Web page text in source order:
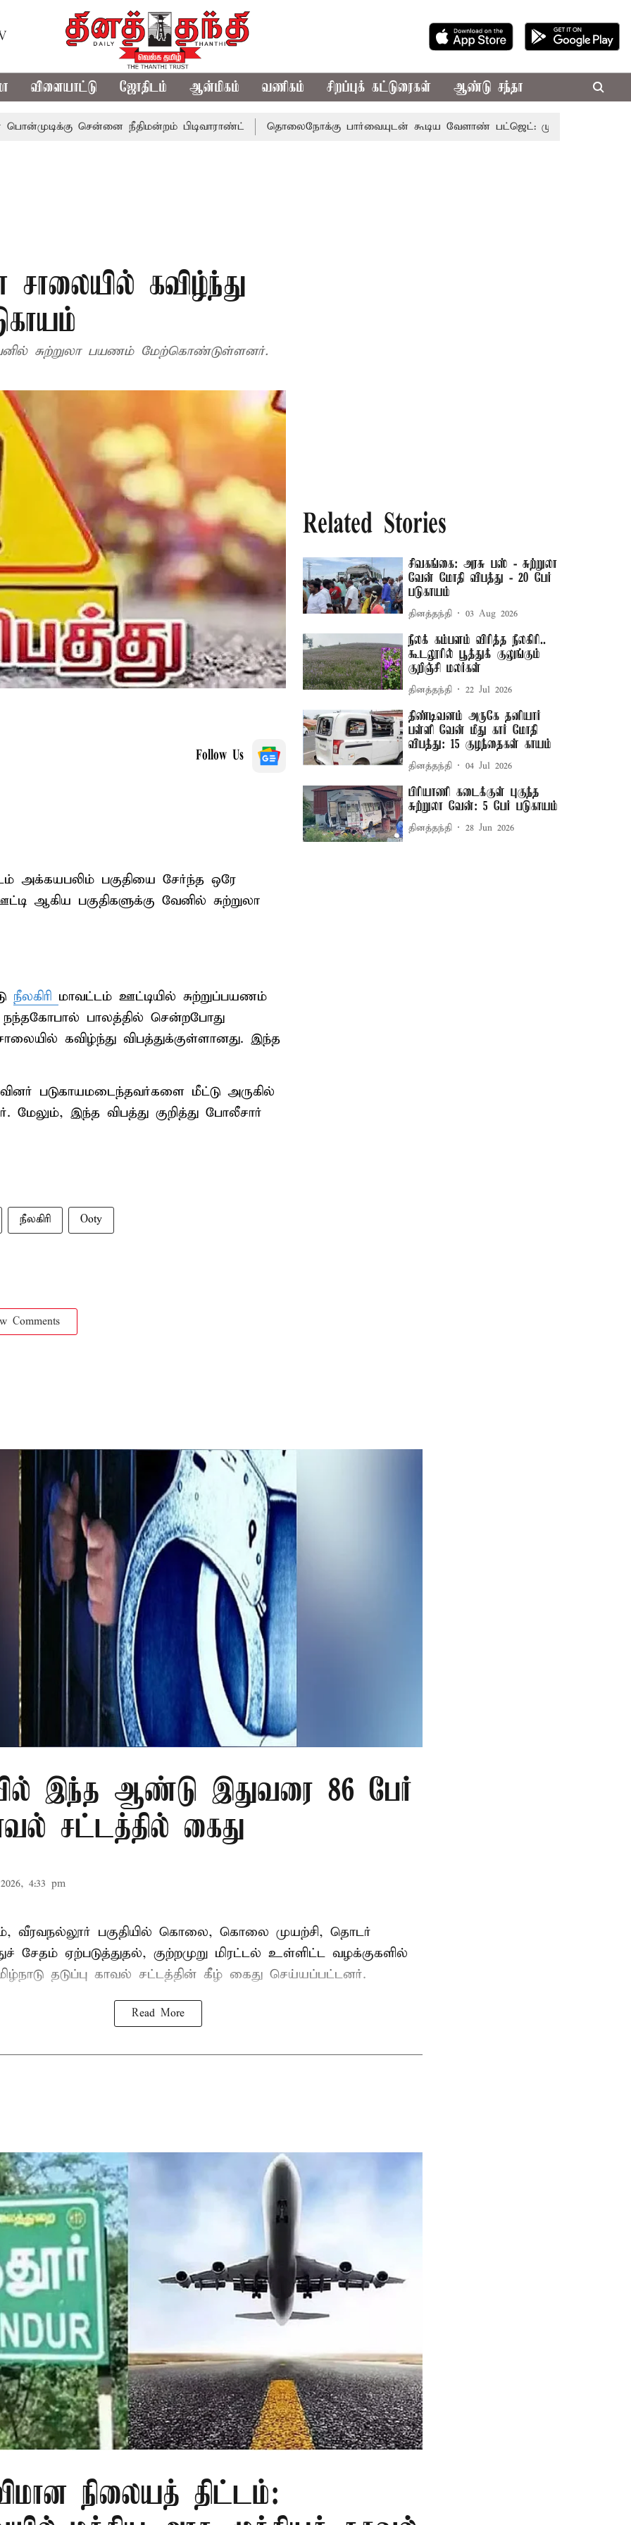
விளையாட்டு ஜோதிடம் ஆன்மிகம் வணிகம் சிறப்புக் கட்டுரைகள் ஆண்டு சந்தா
சென்னை நீதிமன்றம் பிடிவாராண்ட் தொலைநோக்கு பார்வையுடன் கூடிய வேளாண் பட்ஜெட்: முதல்-அமைச்சர் விஜய்
சாலையில் கவிழ்ந்து
சுற்றுலா பயணம் மேற்கொண்டுள்ளனர்.
Follow Us
அக்கயபலிம் பகுதியை சேர்ந்த ஒரே
ஆகிய பகுதிகளுக்கு வேனில் சுற்றுலா
நீலகிரி மாவட்டம் ஊட்டியில் சுற்றுப்பயணம்
பாலத்தில் சென்றபோது
கவிழ்ந்து விபத்துக்குள்ளானது. இந்த
படுகாயமடைந்தவர்களை மீட்டு அருகில்
இந்த விபத்து குறித்து போலீசார்
நீலகிரி Ooty
Comments
Related Stories
சிவகங்கை: அரசு பஸ் - சுற்றுலா
வேன் மோதி விபத்து - 20 பேர்
படுகாயம்
தினத்தந்தி 03 Aug 2026
நீலக் கம்பளம் விரித்த நீலகிரி..
கூடலூரில் பூத்துக் குலுங்கும்
குறிஞ்சி மலர்கள்
தினத்தந்தி 22 Jul 2026
திண்டிவனம் அருகே தனியார்
பள்ளி வேன் மீது கார் மோதி
விபத்து: 15 குழந்தைகள் காயம்
தினத்தந்தி 04 Jul 2026
பிரியாணி கடைக்குள் புகுந்த
சுற்றுலா வேன்: 5 பேர் படுகாயம்
தினத்தந்தி 28 Jun 2026
இந்த ஆண்டு இதுவரை 86 பேர்
சட்டத்தில் கைது
4:33 pm
வீரவநல்லூர் பகுதியில் கொலை, கொலை முயற்சி, தொடர்
சேதம் ஏற்படுத்துதல், குற்றமுறு மிரட்டல் உள்ளிட்ட வழக்குகளில்
தடுப்பு காவல் சட்டத்தின் கீழ் கைது செய்யப்பட்டனர்.
Read More
நிலையத் திட்டம்: